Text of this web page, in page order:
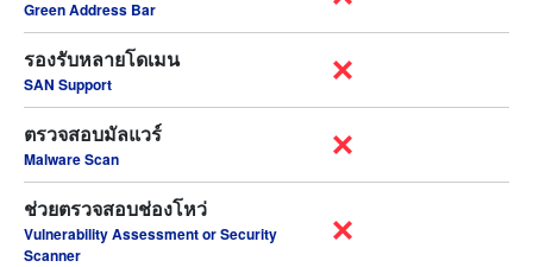
Green Address Bar
รองรับหลายโดเมน
SAN Support
ตรวจสอบมัลแวร์
Malware Scan
ช่วยตรวจสอบช่องโหว่
Vulnerability Assessment or Security
Scanner